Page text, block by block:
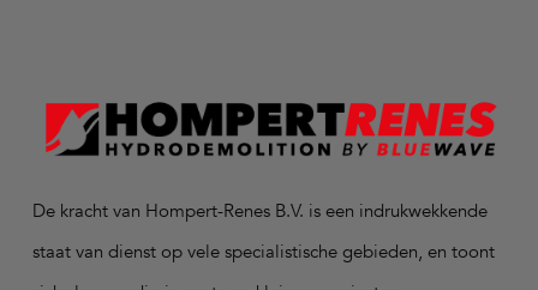
De kracht van Hompert-Renes B.V. is een indrukwekkende
staat van dienst op vele specialistische gebieden, en toont